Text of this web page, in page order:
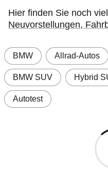
Hier finden Sie noch
Neuvorstellungen,
BMW Allrad-Autos
BMW SUV Hybrid
Autotest